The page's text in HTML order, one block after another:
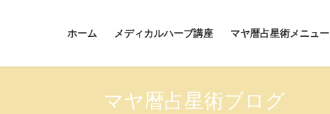
ホーム メディカルハーブ講座 マヤ暦占星術メニュー
マヤ暦占星術ブログ